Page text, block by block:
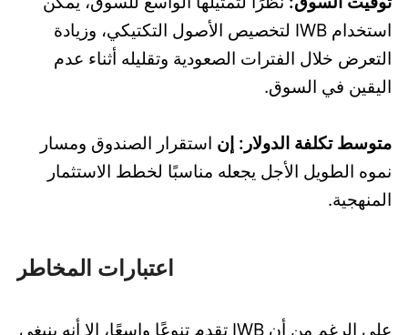
استخدام IWB لتخصيص الأصول التكتيكي، وزيادة
التعرض خلال الفترات الصعودية وتقليله أثناء عدم
اليقين في السوق.
متوسط تكلفة الدولار: إن استقرار الصندوق ومسار
نموه الطويل الأجل يجعله مناسبًا لخطط الاستثمار
المنهجية.
اعتبارات المخاطر
على الرغم من أن IWB تقدم تنوعًا واسعًا، إلا أنه ينبغي